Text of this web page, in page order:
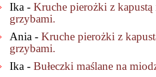
Ika - Kruche pierożki z kapustą
grzybami.
Ania - Kruche pierożki z
grzybami.
Ika - Bułeczki maślane na